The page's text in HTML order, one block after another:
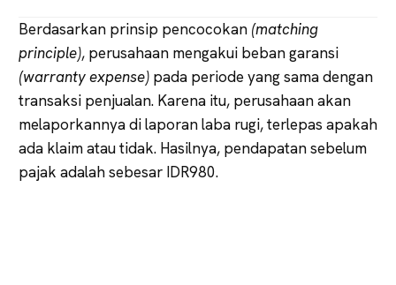
Berdasarkan prinsip pencocokan (matching
principle), perusahaan mengakui beban garansi
(warranty expense) pada periode yang sama dengan
transaksi penjualan. Karena itu, perusahaan akan
melaporkannya di laporan laba rugi, terlepas apakah
ada klaim atau tidak. Hasilnya, pendapatan sebelum
pajak adalah sebesar IDR980.